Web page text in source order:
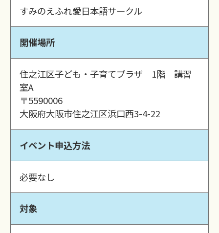
すみのえふれ愛日本語サークル
開催場所
住之江区子ども・子育てプラザ 1階 講習
室A
〒5590006
大阪府大阪市住之江区浜口西3-4-22
イベント申込方法
必要なし
対象